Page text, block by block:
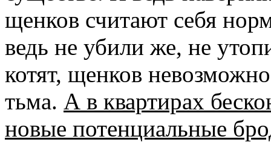
щенков считают себя
ведь не убили же, не
котят, щенков
тьма. А в квартирах
новые потенциальные